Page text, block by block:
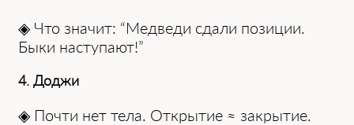
◈ Что значит: “Медведи сдали позиции.
Быки наступают!”
4. Доджи
◈ Почти нет тела. Открытие ≈ закрытие.